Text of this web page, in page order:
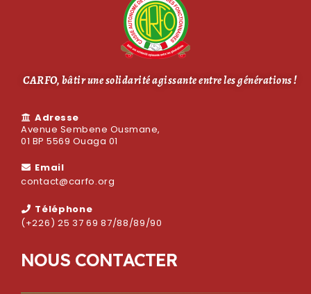
CARFO, bâtir une solidarité agissante entre les générations !
Adresse
Avenue Sembene Ousmane,
01 BP 5569 Ouaga 01
Email
contact@carfo.org
Téléphone
(+226) 25 37 69 87/88/89/90
NOUS CONTACTER